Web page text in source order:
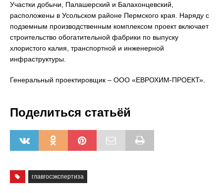
Участки добычи, Палашерский и Балахонцевский,
расположены в Усольском районе Пермского края. Наряду с
подземным производственным комплексом проект включает
строительство обогатительной фабрики по выпуску
хлористого калия, транспортной и инженерной
инфраструктуры.
Генеральный проектировщик – ООО «ЕВРОХИМ-ПРОЕКТ».
Поделиться статьёй
главгосэкспертиза